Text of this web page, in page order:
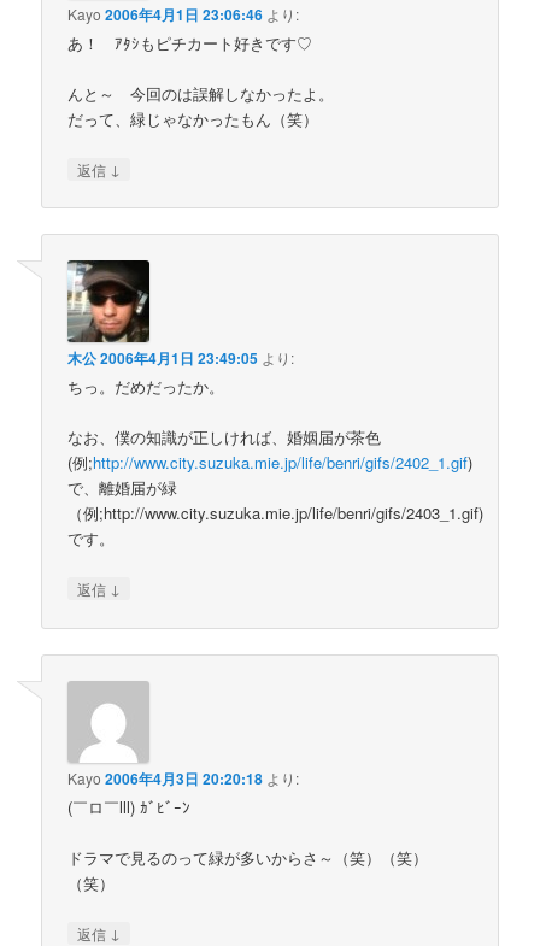
Kayo 2006年4月1日 23:06:46 より:
あ！ ｱﾀｼもピチカート好きです♡
んと～ 今回のは誤解しなかったよ。
だって、緑じゃなかったもん（笑）
返信 ↓
木公2006年4月1日 23:49:05 より:
ちっ。だめだったか。
なお、僕の知識が正しければ、婚姻届が茶色
(例;http://www.city.suzuka.mie.jp/life/benri/gifs/2402_1.gif)
で、離婚届が緑
（例;http://www.city.suzuka.mie.jp/life/benri/gifs/2403_1.gif)
です。
返信 ↓
Kayo 2006年4月3日 20:20:18 より:
(￣ロ￣lll) ｶﾞﾋﾞｰﾝ
ドラマで見るのって緑が多いからさ～（笑）（笑）
（笑）
返信 ↓